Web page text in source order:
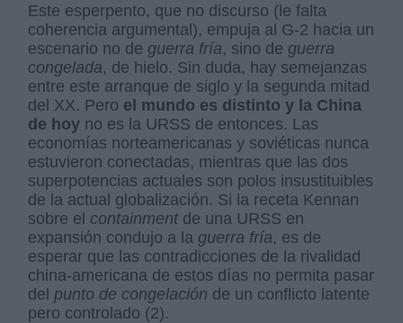
Este esperpento, que no discurso (le falta
coherencia argumental), empuja al G-2 hacia un
escenario no de guerra fría, sino de guerra
congelada, de hielo. Sin duda, hay semejanzas
entre este arranque de siglo y la segunda mitad
del XX. Pero el mundo es distinto y la China
de hoy no es la URSS de entonces. Las
economías norteamericanas y soviéticas nunca
estuvieron conectadas, mientras que las dos
superpotencias actuales son polos insustituibles
de la actual globalización. Si la receta Kennan
sobre el containmentde una URSS en
expansión condujo a la guerra fría, es de
esperar que las contradicciones de la rivalidad
china-americana de estos días no permita pasar
del punto de congelación de un conflicto latente
pero controlado (2).